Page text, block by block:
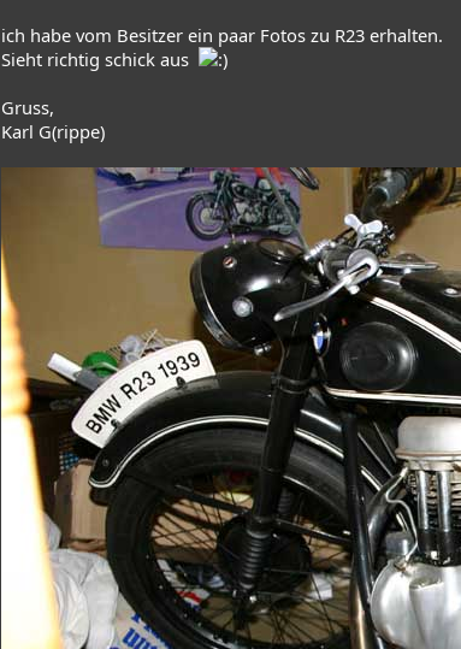
ich habe vom Besitzer ein paar Fotos zu R23 erhalten.
Sieht richtig schick aus
Gruss,
Karl G(rippe)